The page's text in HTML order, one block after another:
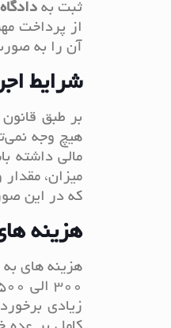
ثبت بهدادگاه
از پرداخت
آن را به
شرایط
بر طبق
هیچ وجه
مالی داشته
میزان،
که در این
هزینه
هزینه های
300 الی 500 هزار تومان از زوجه گرفته می‌شود. در
زیادی